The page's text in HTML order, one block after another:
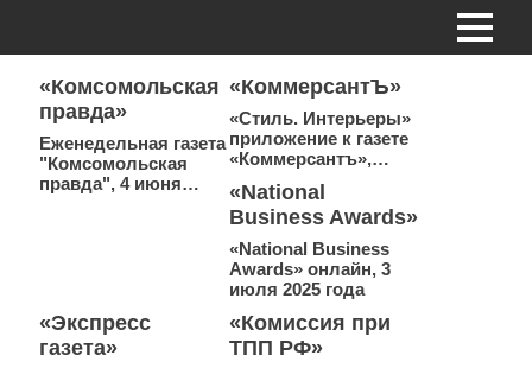
«Комсомольская
правда»
Еженедельная газета
"Комсомольская
правда", 4 июня…
«КоммерсантЪ»
«Стиль. Интерьеры»
приложение к газете
«Коммерсантъ»,…
«National
Business Awards»
«National Business
Awards» онлайн, 3
июля 2025 года
«Экспресс
газета»
«Комиссия при
ТПП РФ»